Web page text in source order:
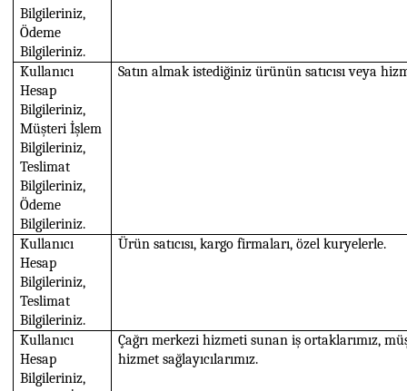
Bilgileriniz,
Ödeme
Bilgileriniz.
Kullanıcı
Hesap
Bilgileriniz,
Müşteri İşlem
Bilgileriniz,
Teslimat
Bilgileriniz,
Ödeme
Bilgileriniz.
Satın almak istediğiniz ürünün satıcısı veya
Kullanıcı
Hesap
Bilgileriniz,
Teslimat
Bilgileriniz.
Ürün satıcısı, kargo firmaları, özel kuryelerle.
Kullanıcı
Hesap
Bilgileriniz,
Çağrı merkezi hizmeti sunan iş ortaklarımız,
hizmet sağlayıcılarımız.